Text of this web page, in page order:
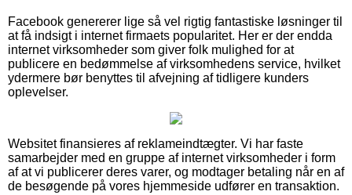
Facebook genererer lige så vel rigtig fantastiske løsninger til
at få indsigt i internet firmaets popularitet. Her er der endda
internet virksomheder som giver folk mulighed for at
publicere en bedømmelse af virksomhedens service, hvilket
ydermere bør benyttes til afvejning af tidligere kunders
oplevelser.
Websitet finansieres af reklameindtægter. Vi har faste
samarbejder med en gruppe af internet virksomheder i form
af at vi publicerer deres varer, og modtager betaling når en af
de besøgende på vores hjemmeside udfører en transaktion.